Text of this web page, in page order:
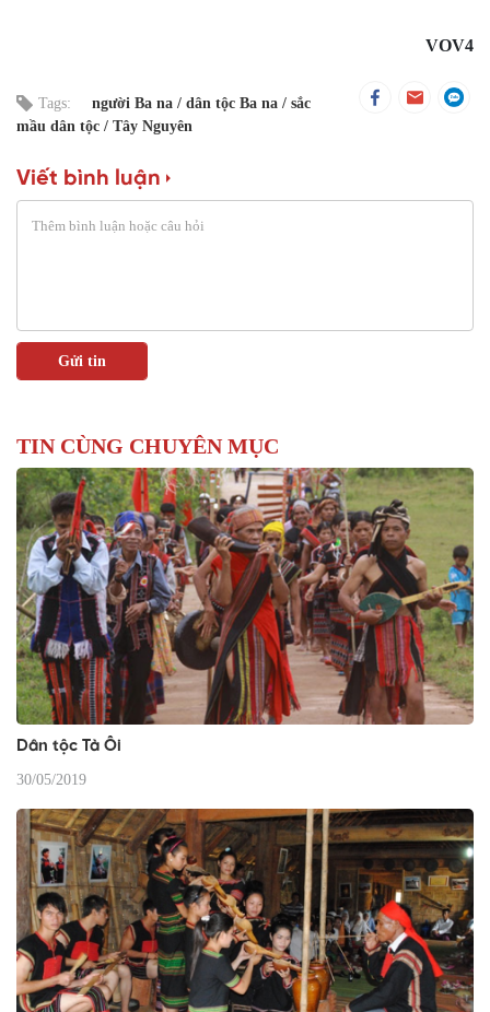
VOV4
Tags: người Ba na dân tộc Ba na
sắc
mầu dân tộc
Tây Nguyên
Viết bình luận
TIN CÙNG CHUYÊN MỤC
Dân tộc Tà Ôi
30/05/2019